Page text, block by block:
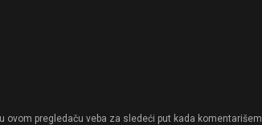
ovom pregledaču veba za sledeći put kada komentarišem.